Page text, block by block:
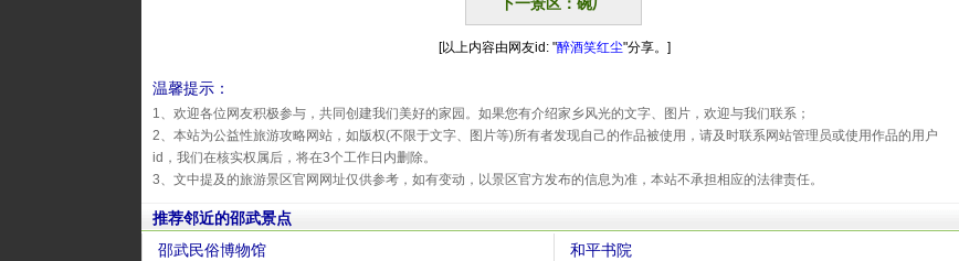
[以上内容由网友id: "醉酒笑红尘"分享。]
温馨提示：
1、欢迎各位网友积极参与，共同创建我们美好的家园。如果您有介绍家乡风光的文字、图片，欢迎与我们联系；
2、本站为公益性旅游攻略网站，如版权(不限于文字、图片等)所有者发现自己的作品被使用，请及时联系网站管理员或使用作品的用户
id，我们在核实权属后，将在3个工作日内删除。
3、文中提及的旅游景区官网网址仅供参考，如有变动，以景区官方发布的信息为准，本站不承担相应的法律责任。
推荐邻近的邵武景点
邵武民俗博物馆
和平书院